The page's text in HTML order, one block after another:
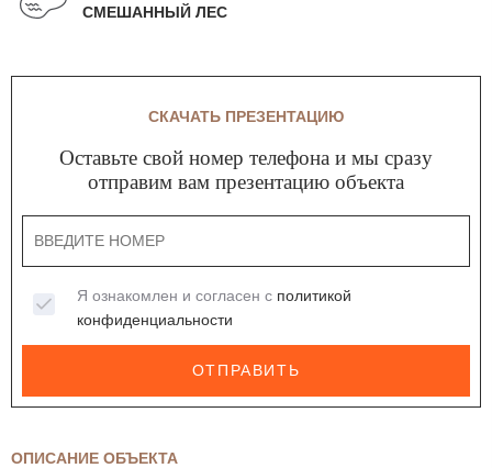
СМЕШАННЫЙ ЛЕС
ОПИСАНИЕ ОБЪЕКТА
СКАЧАТЬ ПРЕЗЕНТАЦИЮ
Оставьте свой номер телефона и мы сразу
отправим вам презентацию объекта
Я ознакомлен и согласен с политикой
конфиденциальности
ОТПРАВИТЬ